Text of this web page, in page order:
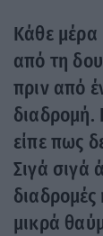
Κάθε μέρα
από τη
πριν από
διαδρομή.
είπε πως
Σιγά σιγά
μικρά